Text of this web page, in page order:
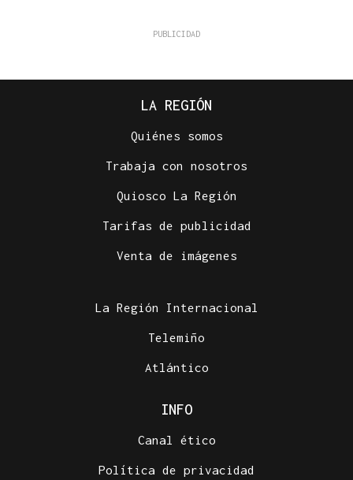
LA REGIÓN
Quiénes somos
Trabaja con nosotros
Quiosco La Región
Tarifas de publicidad
Venta de imágenes
La Región Internacional
Telemiño
Atlántico
INFO
Canal ético
Política de privacidad